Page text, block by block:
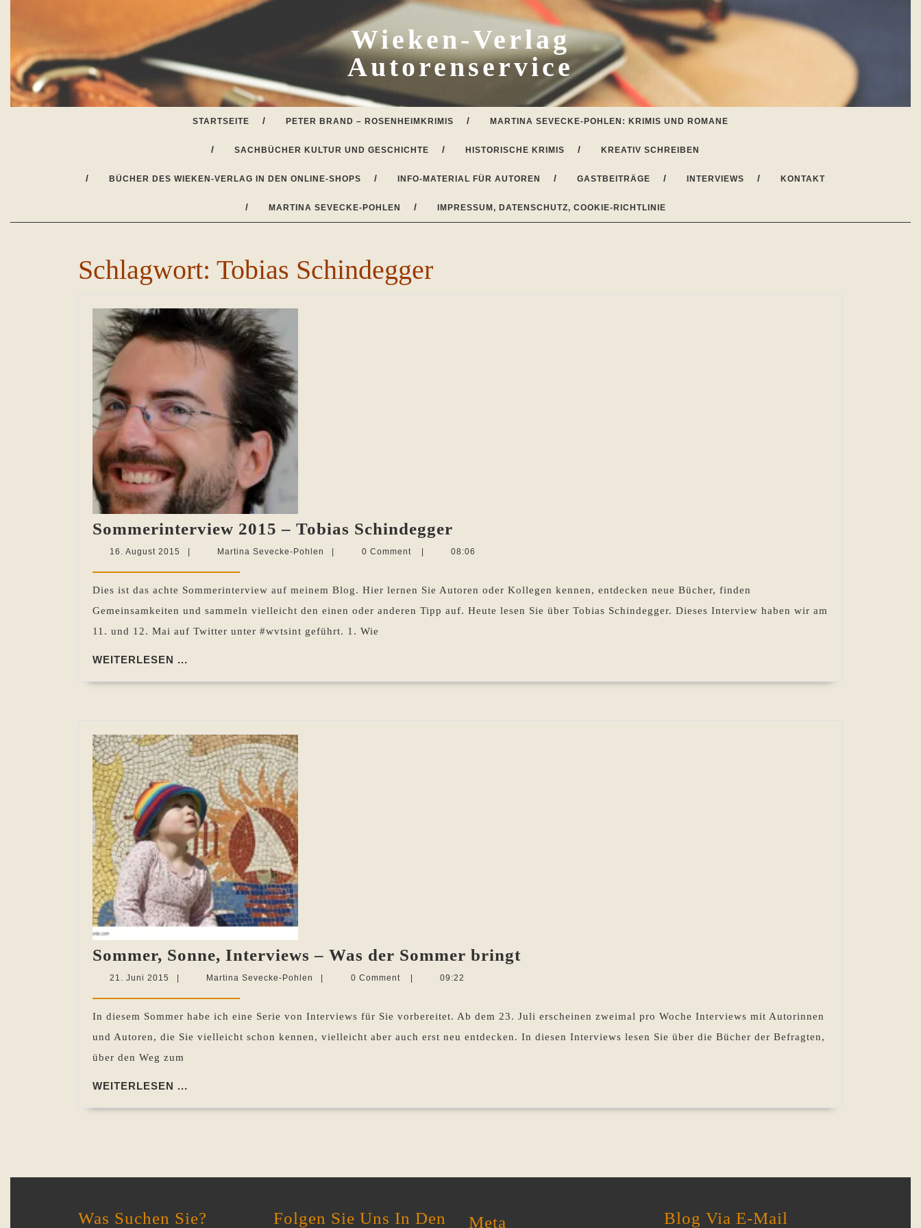
Wieken-Verlag
Autorenservice
STARTSEITE PETER BRAND – ROSENHEIMKRIMIS MARTINA SEVECKE-POHLEN: KRIMIS UND ROMANE
SACHBÜCHER KULTUR UND GESCHICHTE HISTORISCHE KRIMIS KREATIV SCHREIBEN
BÜCHER DES WIEKEN-VERLAG IN DEN ONLINE-SHOPS INFO-MATERIAL FÜR AUTOREN GASTBEITRÄGE INTERVIEWS KONTAKT
MARTINA SEVECKE-POHLEN IMPRESSUM, DATENSCHUTZ, COOKIE-RICHTLINIE
Schlagwort: Tobias Schindegger
Sommerinterview 2015 – Tobias Schindegger
2015
Tobias
Schindegger
16. August 2015 16.
2015
Martina Sevecke-Pohlen
Martina
0 Comment 08:06
Dies ist das achte Sommerinterview auf meinem Blog. Hier lernen Sie Autoren oder Kollegen kennen, entdecken neue Bücher, finden
Gemeinsamkeiten und sammeln vielleicht den einen oder anderen Tipp auf. Heute lesen Sie über Tobias Schindegger. Dieses Interview haben wir am
11. und 12. Mai auf Twitter unter #wvtsint geführt. 1. Wie
WEITERLESEN ...
Sommer, Sonne, Interviews – Was der Sommer bringt
–
Was
21. Juni 2015 21.
2015
Martina Sevecke-Pohlen
Martina
0 Comment 09:22
In diesem Sommer habe ich eine Serie von Interviews für Sie vorbereitet. Ab dem 23. Juli erscheinen zweimal pro Woche Interviews mit Autorinnen
und Autoren, die Sie vielleicht schon kennen, vielleicht aber auch erst neu entdecken. In diesen Interviews lesen Sie über die Bücher der Befragten,
über den Weg zum
WEITERLESEN ...
Was Suchen Sie?
Folgen Sie Uns In Den
Meta
Blog Via E-Mail